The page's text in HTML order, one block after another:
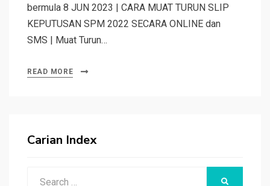
bermula 8 JUN 2023 | CARA MUAT TURUN SLIP
KEPUTUSAN SPM 2022 SECARA ONLINE dan
SMS | Muat Turun…
READ MORE
Carian Index